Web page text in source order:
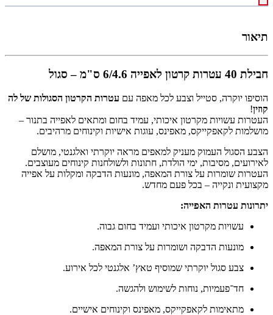
תיאור
חבילת 40 עטרות קרטון לאפייה 6/4.6 ס"מ – סגול
הוסיפו יוקרה, סטייל וצבע לכל מאפה עם עטרות הקרטון הסגולות של לה
קוזין!
העטרות עשויות מקרטון איכותי, עמיד בחום ומתאים לאפייה בתנור –
מושלמות לקאפקייקס, מאפינס, עוגות אישיות וקינוחים מרהיבים.
הצבע הסגול העמוק מעניק למאפים מראה יוקרתי ואלגנטי, מושלם
לאירועים, מסיבות, ימי הולדת, חתונות ולשולחנות קינוחים מעוצבים.
העטרות שומרות על צורת המאפה, מונעות הדבקה ומקלות על אפייה
מקצועית ונקייה – בכל פעם מחדש.
יתרונות עטרות האפייה:
עשויות מקרטון איכותי ועמיד בחום גבוה.
מונעות הדבקה ושומרות על צורת המאפה.
צבע סגול יוקרתי שמוסיף טאץ’ אלגנטי לכל אירוע.
חד־פעמיות, נוחות לשימוש ולהגשה.
מתאימות לקאפקייקס, מאפינס וקינוחים אישיים.